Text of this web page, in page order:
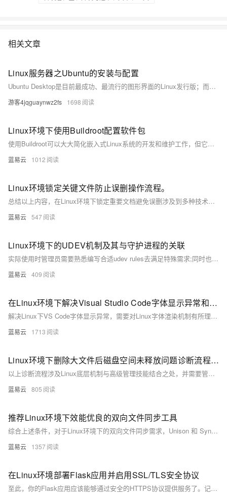
相关文章
Linux服务器之Ubuntu的安装与配置
Ubuntu Desktop是目前最成功、最流行的图形界面的Linux发行版；而Ubuntu Server也在服务器端市场占据了较大的份额。今天为大家详细介绍了Ubuntu Server的安装与配置，希望对你能有所帮助。关于VMware、VirtualBox等虚拟化软件的使用，朱哥还会在后续的文章中为大家详细介绍，敬请关注！
游客4jqguaynwz2fs 1698
Linux环境下使用Buildroot配置软件包
使用Buildroot可以大大简化嵌入式Linux系统的开发和维护工作，但它需要对Linux系统和交叉编译有深入的理解。通过上述步骤，可以有效地配置和定制软件包，为特定的嵌入式应用构建高效、稳定的系统。
蓝易云 1012
Linux环境锁定关键文件防止误删操作流程。
总结以上内容，在Linux环境下锁定重要文档避免误删涉及到多种技术手段与策略组合运作, 包括但不限于利用chatter指挥官固化文档状态至只读模式、运作ACL精准调整访问权利列表、编排自动化流程简
蓝易云 547
Linux环境下的UDEV机制及其与守护进程的关联
实际使用时管理员需要熟悉编写合适udev rules去满足特殊需求;同时也需要注意避免编写过度复杂导致无法预料结果rules.UDEVD虽然稳健但错误配置可能导致无法预料问题因此需谨慎处理相关配置工作.
蓝易云 409
在Linux环境下解决Visual Studio Code字体显示异常和字体替换方法。
解决Linux下VS Code字体显示异常，需要对Linux字体渲染机制有所理解，并对VS Code的配置选项进行合理设置。替换字体时则要通过系统字体配置或VS Code设置来完成。通过上述方法，可以有效地解决字体显示问题，从而提升代码编辑的视觉体验。
蓝易云 1713
Linux环境下删除大文件后磁盘空间未释放问题诊断流程。
以上诊断流程涉及Linux底层机制与高级管理技能结合之处，并需要管理员根据实际环境灵活调整诊断策略与解决方案。
蓝易云 805
推荐Linux环境下效能优良的双向文件同步工具
综合上述条件，对于Linux环境下的双向文件同步需求，Unison 和 Syncthing 是两个非常出色的选择。它们都有良好的社区支持和文档资源，适用于不同规模的环境，从个人使用到商业部署。Unison 特别适合那些需要手动干预同步过程、需要处理文件冲突解决的场景。而 Syncthing 更加现代化，适合需要自动、实时的数据同步与备份的环境。对于选择哪一个，这将取决于个人的使用场景和具体需求。
蓝易云 1357
在Linux环境部署Flask应用并启用SSL/TLS安全协议
至此，你的Flask应用应该能够通过安全的HTTPS协议提供服务了。记得定期更新SSL证书，Certbot可以帮你自动更新证书。可以设定cronjob以实现这一点。